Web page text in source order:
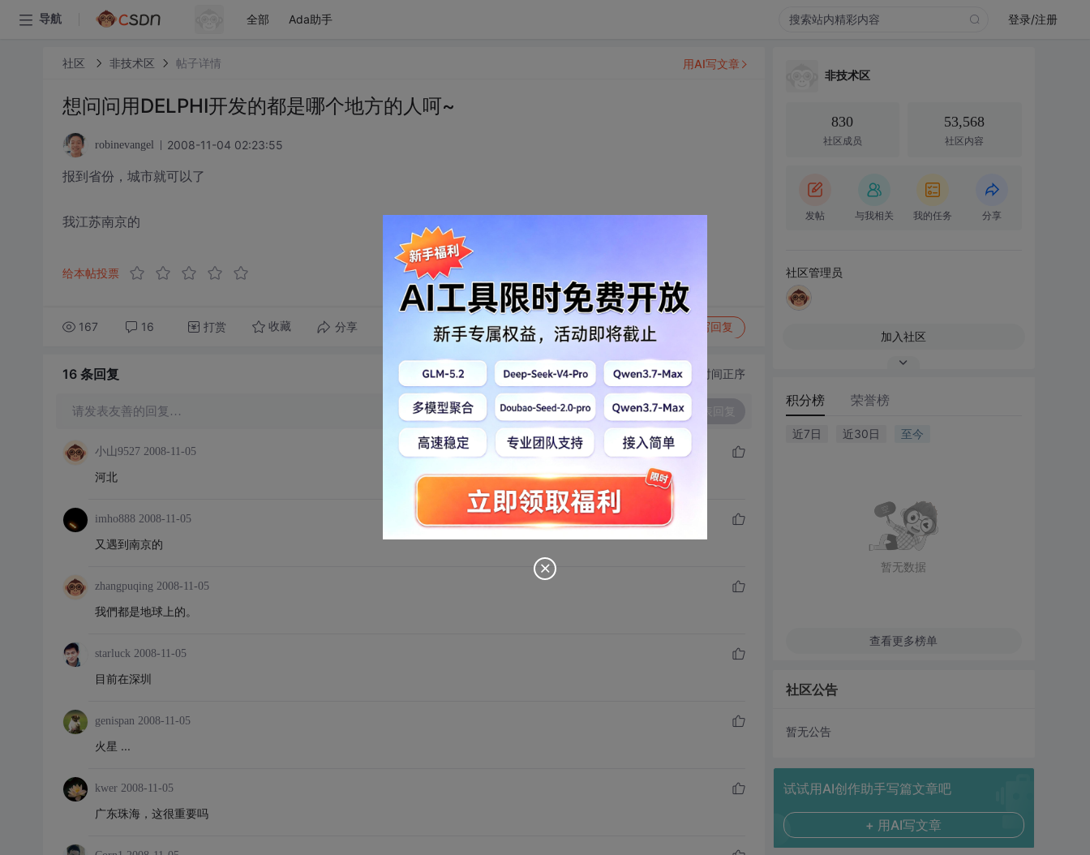
导航 全部 Ada助手 登录/注册
社区 非技术区 帖子详情
想问问用DELPHI开发的都是哪个地方的人呵~
robinevangel 2008-11-04 02:23:55
报到省份，城市就可以了
我江苏南京的
给本帖投票
167 16 打赏 收藏 分享 转发到动态 举报 写回复
用AI写文章
16 条回复 切换为时间正序
请发表友善的回复…
小山9527 2008-11-05
河北
imho888 2008-11-05
又遇到南京的
zhangpuqing 2008-11-05
我們都是地球上的。
starluck 2008-11-05
目前在深圳
genispan 2008-11-05
火星 ...
kwer 2008-11-05
广东珠海，这很重要吗
非技术区
830
社区成员
53,568
社区内容
发帖 与我相关 我的任务 分享
社区管理员
加入社区
积分榜 荣誉榜
近7日 近30日 至今
暂无数据
查看更多榜单
社区公告
暂无公告
试试用AI创作助手写篇文章吧
+ 用AI写文章